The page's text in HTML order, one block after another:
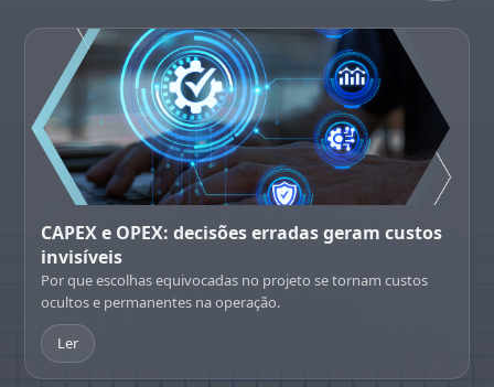
CAPEX e OPEX: decisões erradas geram custos
invisíveis
Por que escolhas equivocadas no projeto se tornam custos
ocultos e permanentes na operação.
Ler